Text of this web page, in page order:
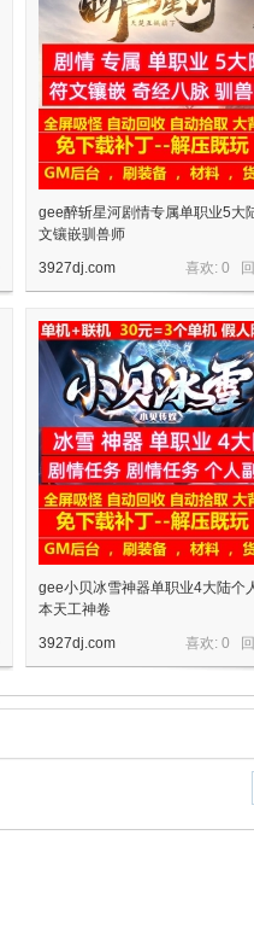
gee醉斩星河剧情专属单职业5大
文镶嵌驯兽师
喜欢: 0
3927dj.com
gee小贝冰雪神器单职业4大陆个
本天工神卷
喜欢: 0
3927dj.com